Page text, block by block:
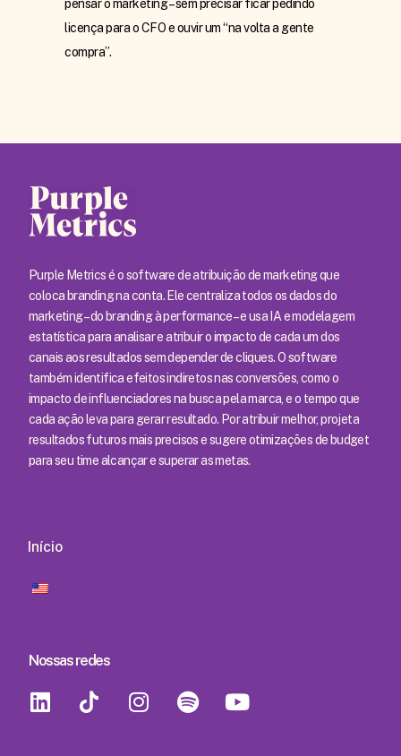
pensar o marketing – sem precisar ficar pedindo
licença para o CFO e ouvir um “na volta a gente
compra”.
Purple Metrics é o software de atribuição de marketing que
coloca branding na conta. Ele centraliza todos os dados do
marketing – do branding à performance – e usa IA e modelagem
estatística para analisar e atribuir o impacto de cada um dos
canais aos resultados sem depender de cliques. O software
também identifica efeitos indiretos nas conversões, como o
impacto de influenciadores na busca pela marca, e o tempo que
cada ação leva para gerar resultado. Por atribuir melhor, projeta
resultados futuros mais precisos e sugere otimizações de budget
para seu time alcançar e superar as metas.
Início
Nossas redes